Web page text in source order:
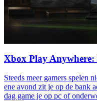
Xbox Play Anywhere:
Steeds meer gamers spelen
ene avond zit je op de bank
dag game je op pc of